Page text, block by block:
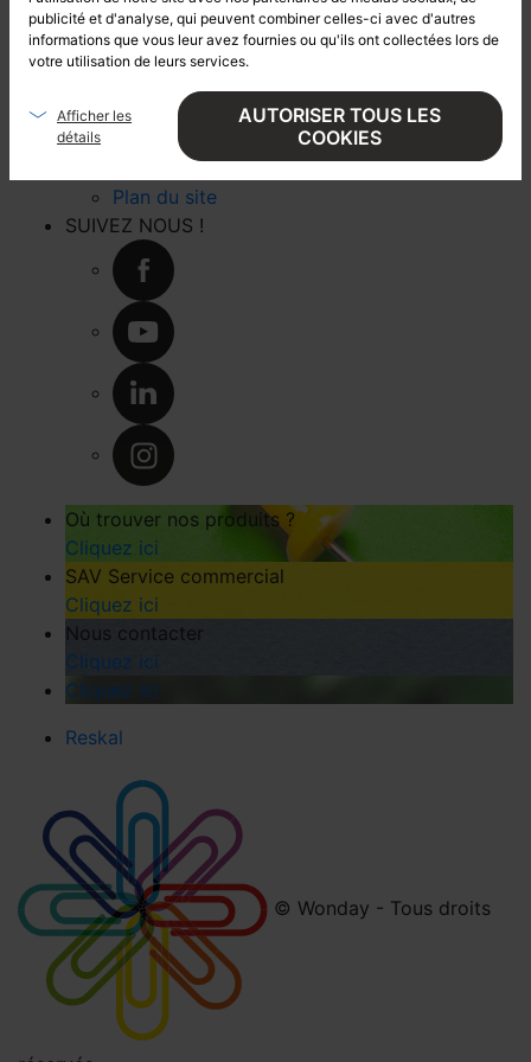
publicité et d'analyse, qui peuvent combiner celles-ci avec d'autres
informations que vous leur avez fournies ou qu'ils ont collectées lors de
votre utilisation de leurs services.
AUTORISER TOUS LES
COOKIES
Afficher les
détails
entretenir son jardin
LIENS UTILES
Gestion des cookies
Politique de confidentialité
Gestion des données personnelles
Plan du site
SUIVEZ NOUS !
Où trouver nos produits ?
Cliquez ici
SAV Service commercial
Cliquez ici
Nous contacter
Cliquez ici
Cliquez ici
Reskal
© Wonday - Tous droits